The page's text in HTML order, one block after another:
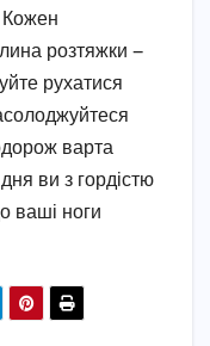
Кожен
розтяжки —
рухатися
варта
ви з гордістю
ваші ноги